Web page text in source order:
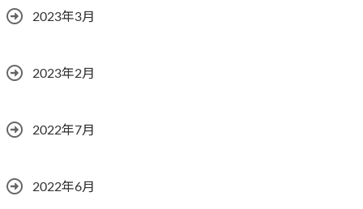
2023年3月
2023年2月
2022年7月
2022年6月